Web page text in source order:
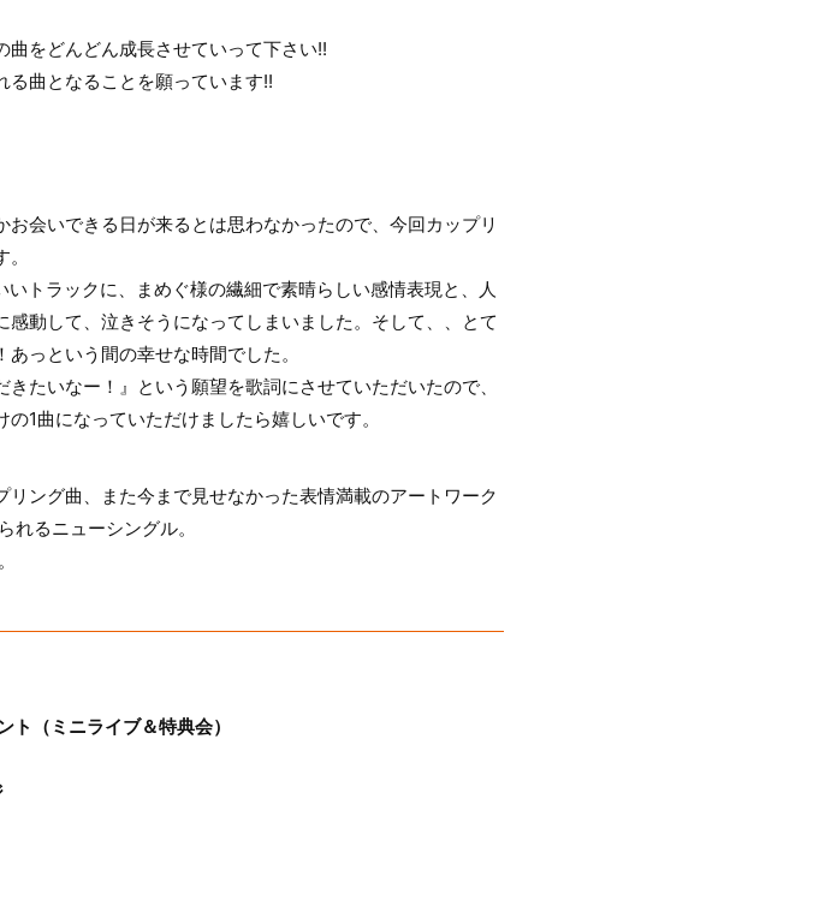
をどんどん成長させていって下さい!!
る曲となることを願っています!!
会いできる日が来るとは思わなかったので、今回カップリ
トラックに、まめぐ様の繊細で素晴らしい感情表現と、人
動して、泣きそうになってしまいました。そして、、とて
っという間の幸せな時間でした。
たいなー！』という願望を歌詞にさせていただいたので、
1曲になっていただけましたら嬉しいです。
ング曲、また今まで見せなかった表情満載のアートワーク
るニューシングル。
（ミニライブ＆特典会）